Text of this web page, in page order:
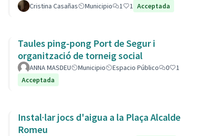
Cristina Casañas Municipio 1 1 Acceptada
Taules ping-pong Port de Segur i
organització de torneig social
ANNA MASDEU Municipio Espacio Público 0
1
Acceptada
Instal·lar jocs d'aigua a la Plaça Alcalde
Romeu